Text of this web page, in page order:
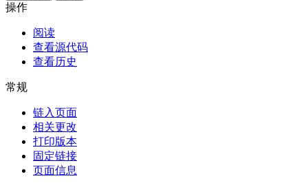
操作
阅读
查看源代码
查看历史
常规
链入页面
相关更改
打印版本
固定链接
页面信息